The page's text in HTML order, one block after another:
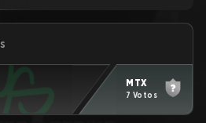
MTX
7 Votos